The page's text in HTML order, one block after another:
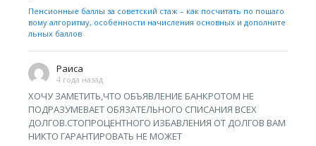
Пенсионные баллы за советский стаж – как посчитать по пошаго
вому алгоритму, особенности начисления основных и дополните
льных баллов
Раиса
4 года назад
ХОЧУ ЗАМЕТИТЬ,ЧТО ОБЪЯВЛЕНИЕ БАНКРОТОМ НЕ
ПОДРАЗУМЕВАЕТ ОБЯЗАТЕЛЬНОГО СПИСАНИЯ ВСЕХ
ДОЛГОВ.СТОПРОЦЕНТНОГО ИЗБАВЛЕНИЯ ОТ ДОЛГОВ ВАМ
НИКТО ГАРАНТИРОВАТЬ НЕ МОЖЕТ